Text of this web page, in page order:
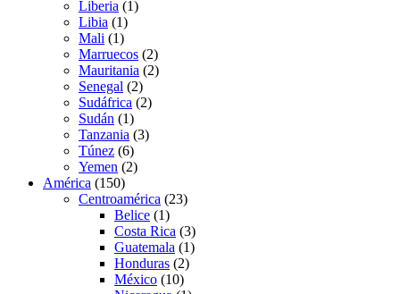
Liberia (1)
Libia (1)
Mali (1)
Marruecos (2)
Mauritania (2)
Senegal (2)
Sudáfrica (2)
Sudán (1)
Tanzania (3)
Túnez (6)
Yemen (2)
América (150)
Centroamérica (23)
Belice (1)
Costa Rica (3)
Guatemala (1)
Honduras (2)
México (10)